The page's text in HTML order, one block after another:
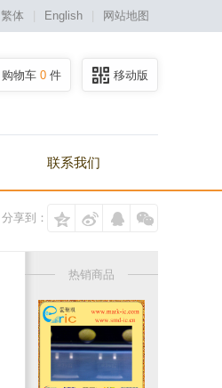
繁体 English 网站地图
移动版
购物车 0 件
联系我们
分享到：
热销商品